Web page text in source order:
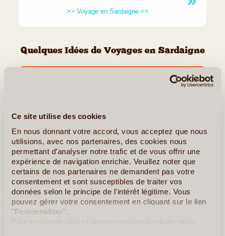
Ce site utilise des cookies
En nous donnant votre accord, vous acceptez que nous
utilisions, avec nos partenaires, des cookies nous
permettant d’analyser notre trafic et de vous offrir une
expérience de navigation enrichie. Veuillez noter que
certains de nos partenaires ne demandent pas votre
consentement et sont susceptibles de traiter vos
données selon le principe de l'intérêt légitime. Vous
pouvez gérer votre consentement en cliquant sur le lien
"Personnaliser".
Pour en savoir plus et paramétrer vos cookies, nous
>> Voyage en Sardaigne <<
Quelques Idées de Voyages en Sardaigne
8J/7N ©
Tiraillée entre les différentes puissances, qui au cours de